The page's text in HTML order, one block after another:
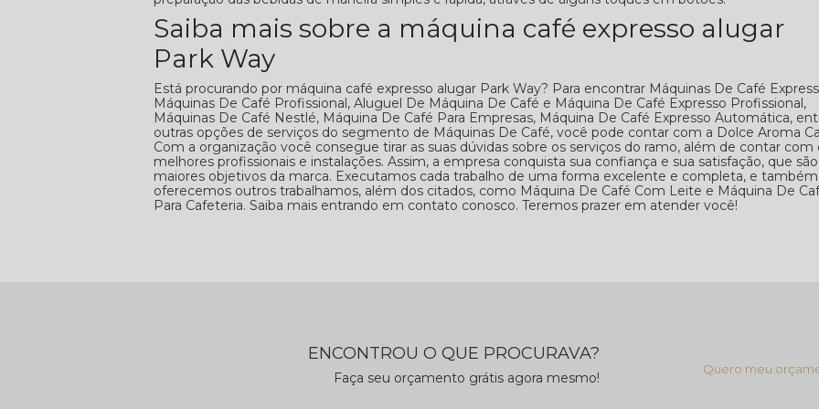
Saiba mais sobre a máquina café expresso alugar
Park Way
Está procurando por máquina café expresso alugar Park Way? Para encontrar Máquinas De Café
Máquinas De Café Profissional, Aluguel De Máquina De Café e Máquina De Café Expresso Profissional,
Máquinas De Café Nestlé, Máquina De Café Para Empresas, Máquina De Café Expresso Automática,
outras opções de serviços do segmento de Máquinas De Café, você pode contar com a Dolce Aroma
Com a organização você consegue tirar as suas dúvidas sobre os serviços do ramo, além de contar com
melhores profissionais e instalações. Assim, a empresa conquista sua confiança e sua satisfação, que
maiores objetivos da marca. Executamos cada trabalho de uma forma excelente e completa, e também
oferecemos outros trabalhamos, além dos citados, como Máquina De Café Com Leite e Máquina De
Para Cafeteria. Saiba mais entrando em contato conosco. Teremos prazer em atender você!
ENCONTROU O QUE PROCURAVA?
Faça seu orçamento grátis agora mesmo!
Quero meu